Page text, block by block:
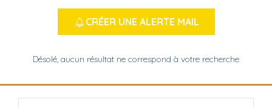
CRÉER UNE ALERTE MAIL
Désolé, aucun résultat ne correspond à votre recherche